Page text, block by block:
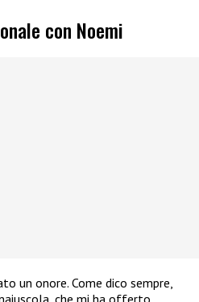
con Noemi
un onore. Come dico sempre,
che mi ha offerto